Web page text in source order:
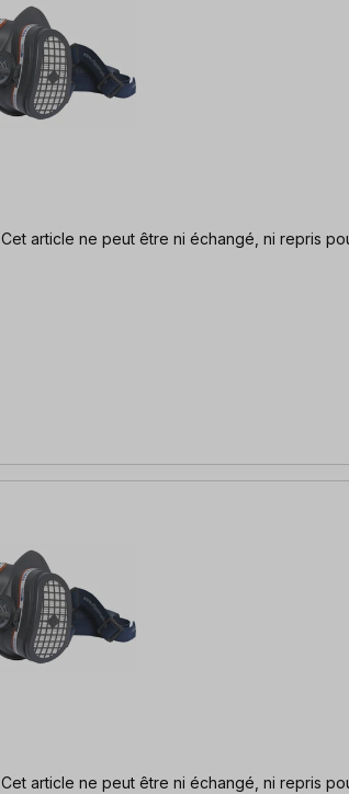
Protection double contre les particules fines et les gaz nocifs Avec filtre à charbon actif Cet article ne
Protection double contre les particules fines et les gaz nocifs Avec filtre à charbon actif Cet article ne